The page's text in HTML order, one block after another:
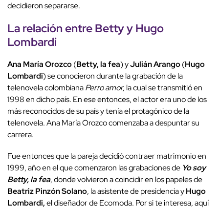
decidieron separarse.
La relación entre Betty y Hugo
Lombardi
Ana María Orozco(Betty, la fea) yJulián Arango(Hugo
Lombardi) se conocieron durante la grabación de la
telenovela colombianaPerro amor, la cual se transmitió en
1998 en dicho país. En ese entonces, el actor era uno de los
más reconocidos de su país y tenía el protagónico de la
telenovela. Ana María Orozco comenzaba a despuntar su
carrera.
Fue entonces que la pareja decidió contraer matrimonio en
1999, año en el que comenzaron las grabaciones de Yo soy
Betty, la fea, donde volvieron a coincidir en los papeles de
Beatriz Pinzón Solano, la asistente de presidencia yHugo
Lombardi,el diseñador de Ecomoda. Por si te interesa, aquí